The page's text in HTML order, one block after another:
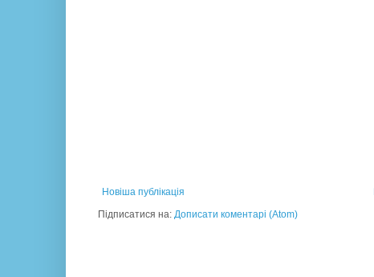
Новіша публікація
Підписатися на: Дописати коментарі (Atom)